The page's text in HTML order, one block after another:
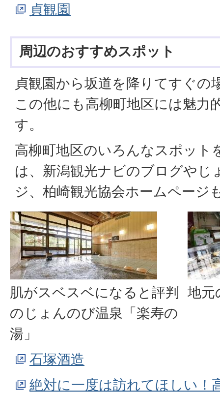
貞観園
周辺のおすすめスポット
貞観園から坂道を降りてすぐの
この他にも高柳町地区には魅力
す。
高柳町地区のいろんなスポット
は、新潟観光ナビのブログやじ
ジ、柏崎観光協会ホームページ
肌がスベスベになると評判
のじょんのび温泉「楽寿の
湯」
地元
石塚酒造
絶対に一度は訪れてほしい！